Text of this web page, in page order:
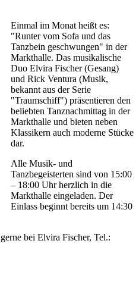
Einmal im Monat heißt es:
"Runter vom Sofa und das
Tanzbein geschwungen" in der
Markthalle. Das musikalische
Duo Elvira Fischer (Gesang)
und Rick Ventura (Musik,
bekannt aus der Serie
"Traumschiff") präsentieren den
beliebten Tanznachmittag in der
Markthalle und bieten neben
Klassikern auch moderne Stücke
dar.
Alle Musik- und
Tanzbegeisterten sind von 15:00
– 18:00 Uhr herzlich in die
Markthalle eingeladen. Der
Einlass beginnt bereits um 14:30
bei Elvira Fischer, Tel.: